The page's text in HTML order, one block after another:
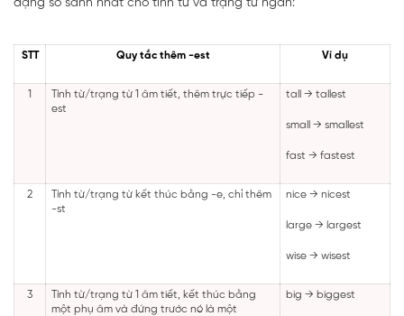
dạng so sánh nhất cho tính từ và trạng từ ngắn:
STT Quy tắc thêm -est Ví dụ
1
Tính từ/trạng từ 1 âm tiết, thêm trực tiếp -
est
tall → tallest
small → smallest
fast → fastest
2
Tính từ/trạng từ kết thúc bằng -e, chỉ thêm
-st
nice → nicest
large → largest
wise → wisest
3
Tính từ/trạng từ 1 âm tiết, kết thúc bằng
một phụ âm và đứng trước nó là một
big → biggest